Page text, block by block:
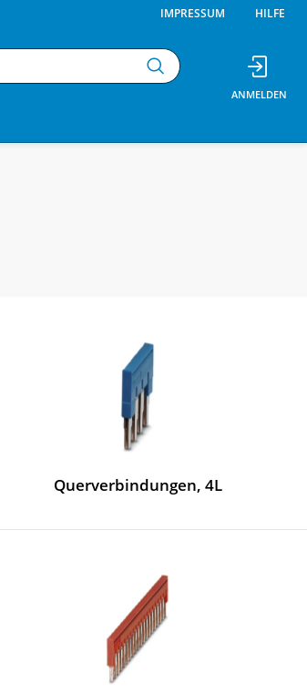
IMPRESSUM HILFE
Querverbindungen, 4L